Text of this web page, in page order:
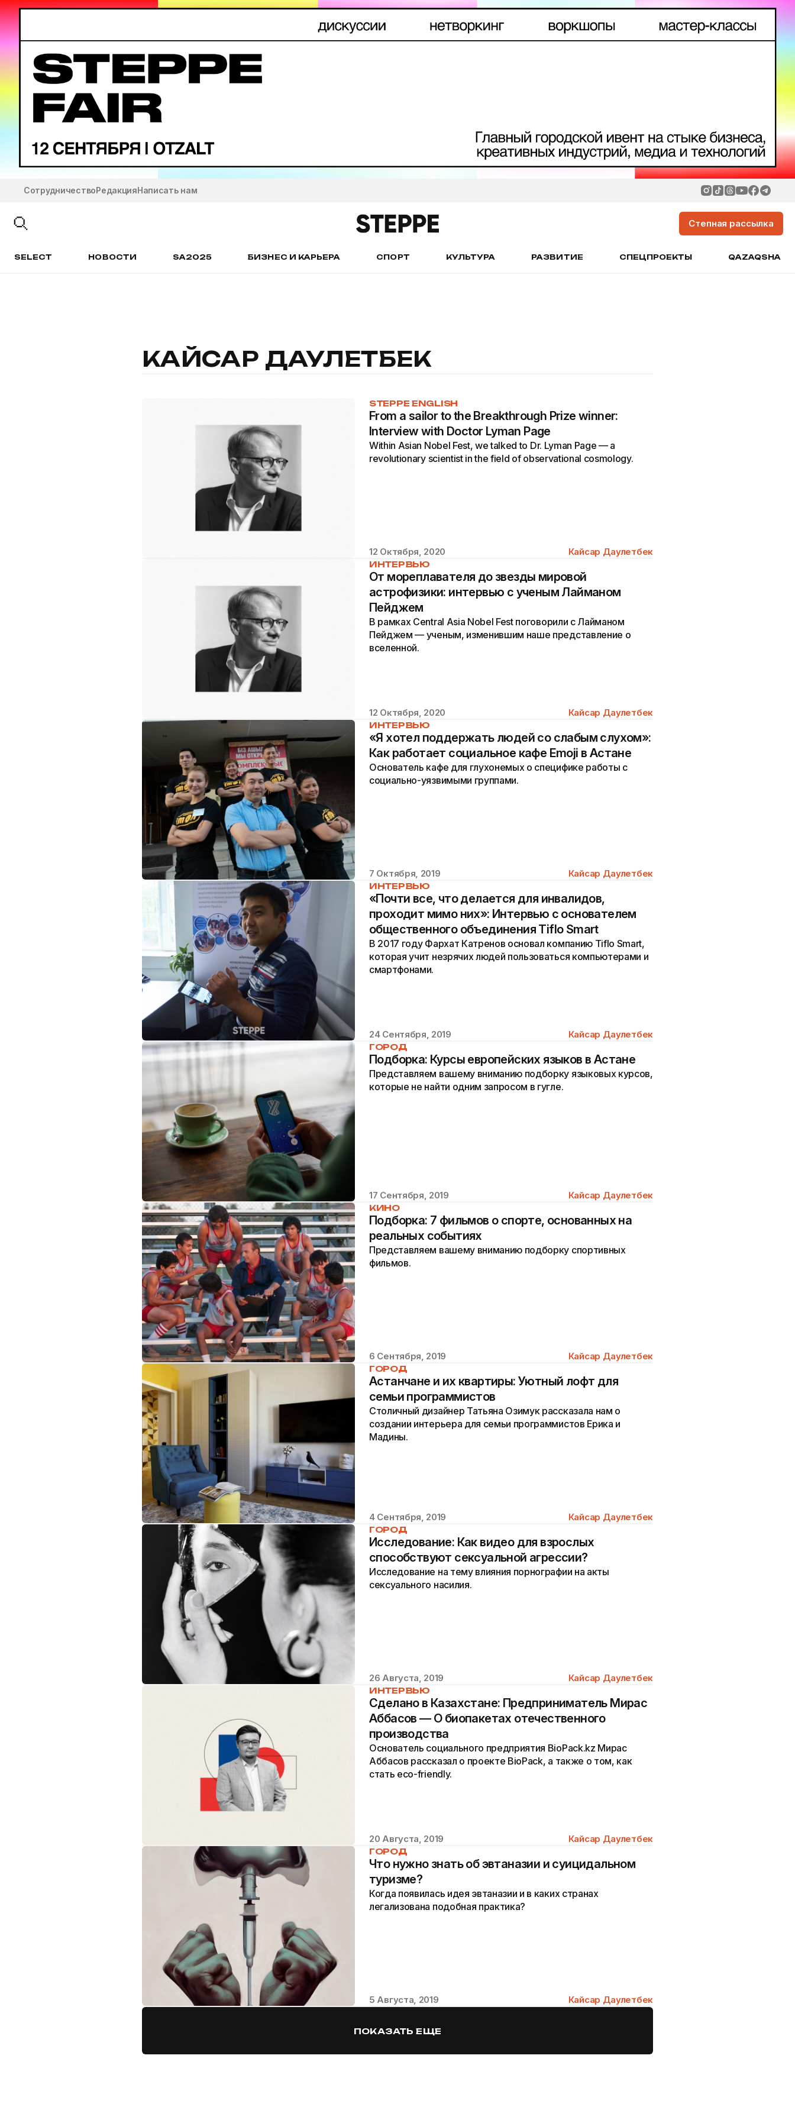
СотрудничествоРедакцияНаписать нам
Степная рассылка
SELECT НОВОСТИ SA2025 БИЗНЕС И КАРЬЕРА СПОРТ КУЛЬТУРА РАЗВИТИЕ СПЕЦПРОЕКТЫ QAZAQSHA
КАЙСАР ДАУЛЕТБЕК
STEPPE ENGLISH
From a sailor to the Breakthrough Prize winner:
Interview with Doctor Lyman Page
Within Asian Nobel Fest, we talked to Dr. Lyman Page — a
revolutionary scientist in the field of observational cosmology.
12 Октября, 2020 Кайсар Даулетбек
ИНТЕРВЬЮ
От мореплавателя до звезды мировой
астрофизики: интервью с ученым Лайманом
Пейджем
В рамках Central Asia Nobel Fest поговорили с Лайманом
Пейджем — ученым, изменившим наше представление о
вселенной.
12 Октября, 2020 Кайсар Даулетбек
ИНТЕРВЬЮ
«Я хотел поддержать людей со слабым слухом»:
Как работает социальное кафе Emoji в Астане
Основатель кафе для глухонемых о специфике работы с
социально-уязвимыми группами.
7 Октября, 2019 Кайсар Даулетбек
ИНТЕРВЬЮ
«Почти все, что делается для инвалидов,
проходит мимо них»: Интервью с основателем
общественного объединения Tiflo Smart
В 2017 году Фархат Катренов основал компанию Tiflo Smart,
которая учит незрячих людей пользоваться компьютерами и
смартфонами.
24 Сентября, 2019 Кайсар Даулетбек
ГОРОД
Подборка: Курсы европейских языков в Астане
Представляем вашему вниманию подборку языковых курсов,
которые не найти одним запросом в гугле.
17 Сентября, 2019 Кайсар Даулетбек
КИНО
Подборка: 7 фильмов о спорте, основанных на
реальных событиях
Представляем вашему вниманию подборку спортивных
фильмов.
6 Сентября, 2019 Кайсар Даулетбек
ГОРОД
Астанчане и их квартиры: Уютный лофт для
семьи программистов
Столичный дизайнер Татьяна Озимук рассказала нам о
создании интерьера для семьи программистов Ерика и
Мадины.
4 Сентября, 2019 Кайсар Даулетбек
ГОРОД
Исследование: Как видео для взрослых
способствуют сексуальной агрессии?
Исследование на тему влияния порнографии на акты
сексуального насилия.
26 Августа, 2019 Кайсар Даулетбек
ИНТЕРВЬЮ
Сделано в Казахстане: Предприниматель Мирас
Аббасов — О биопакетах отечественного
производства
Основатель социального предприятия BioPack.kz Мирас
Аббасов рассказал о проекте BioPack, а также о том, как
стать eco-friendly.
20 Августа, 2019 Кайсар Даулетбек
ГОРОД
Что нужно знать об эвтаназии и суицидальном
туризме?
Когда появилась идея эвтаназии и в каких странах
легализована подобная практика?
5 Августа, 2019 Кайсар Даулетбек
ПОКАЗАТЬ ЕЩЕ